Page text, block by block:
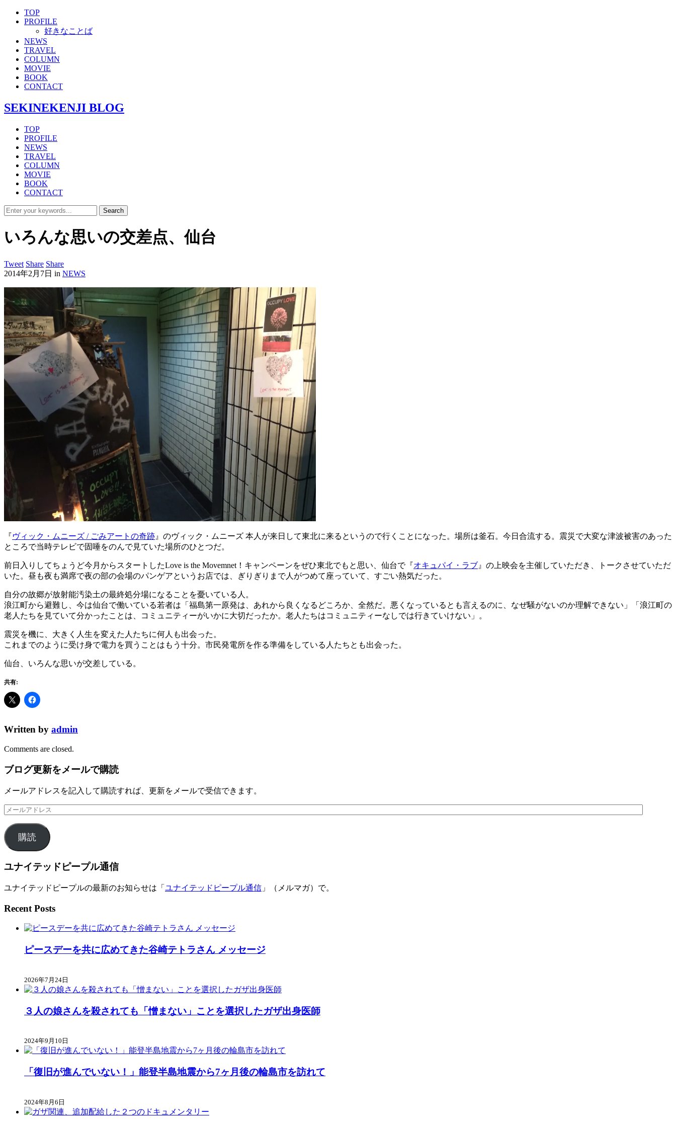
TOP
PROFILE
好きなことば
NEWS
TRAVEL
COLUMN
MOVIE
BOOK
CONTACT
SEKINEKENJI BLOG
TOP
PROFILE
NEWS
TRAVEL
COLUMN
MOVIE
BOOK
CONTACT
いろんな思いの交差点、仙台
Tweet Share Share
2014年2月7日 in NEWS
『ヴィック・ムニーズ / ごみアートの奇跡 』のヴィック・ムニーズ 本人が来日して東北に来るというので行くことになった。場所は釜石。今日合流する。震災で大変な津波被害のあった
ところで当時テレビで固唾をのんで見ていた場所のひとつだ。
前日入りしてちょうど今月からスタートしたLove is the Movemnet！キャンペーンをぜひ東北でもと思い、仙台で『オキュパイ・ラブ 』の上映会を主催していただき、トークさせていただ
いた。昼も夜も満席で夜の部の会場のパンゲアというお店では、ぎりぎりまで人がつめて座っていて、すごい熱気だった。
自分の故郷が放射能汚染土の最終処分場になることを憂いている人。
浪江町から避難し、今は仙台で働いている若者は「福島第一原発は、あれから良くなるどころか、全然だ。悪くなっているとも言えるのに、なぜ騒がないのか理解できない」「浪江町の
老人たちを見ていて分かったことは、コミュニティーがいかに大切だったか。老人たちはコミュニティーなしでは行きていけない」。
震災を機に、大きく人生を変えた人たちに何人も出会った。
これまでのように受け身で電力を買うことはもう十分。市民発電所を作る準備をしている人たちとも出会った。
仙台、いろんな思いが交差している。
共有:
Written by admin
Comments are closed.
ブログ更新をメールで購読
メールアドレスを記入して購読すれば、更新をメールで受信できます。
メ
ル
ア
ド
レ
ス
購読
ユナイテッドピープル通信
ユナイテッドピープルの最新のお知らせは「 ユナイテッドピープル通信 」（メルマガ）で。
Recent Posts
ピースデーを共に広めてきた谷崎テトラさん メッセージ
2026年7月24日
３人の娘さんを殺されても「憎まない」ことを選択したガザ出身医師
2024年9月10日
「復旧が進んでいない！」能登半島地震から7ヶ月後の輪島市を訪れて
2024年8月6日